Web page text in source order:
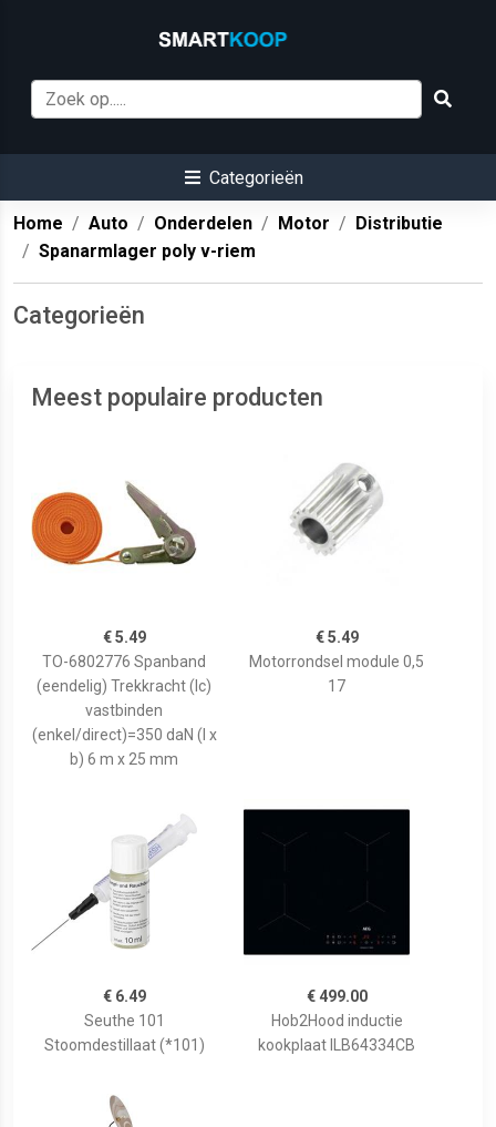
Categorieën
Home Auto Onderdelen Motor
Distributie
Spanarmlager poly v-riem
Categorieën
Meest populaire producten
€ 5.49
TO-6802776 Spanband
(eendelig) Trekkracht (lc)
vastbinden
(enkel/direct)=350 daN (l x
b) 6 m x 25 mm
€ 5.49
Motorrondsel module 0,5
17
€ 6.49
Seuthe 101
Stoomdestillaat (*101)
€ 499.00
Hob2Hood inductie
kookplaat ILB64334CB